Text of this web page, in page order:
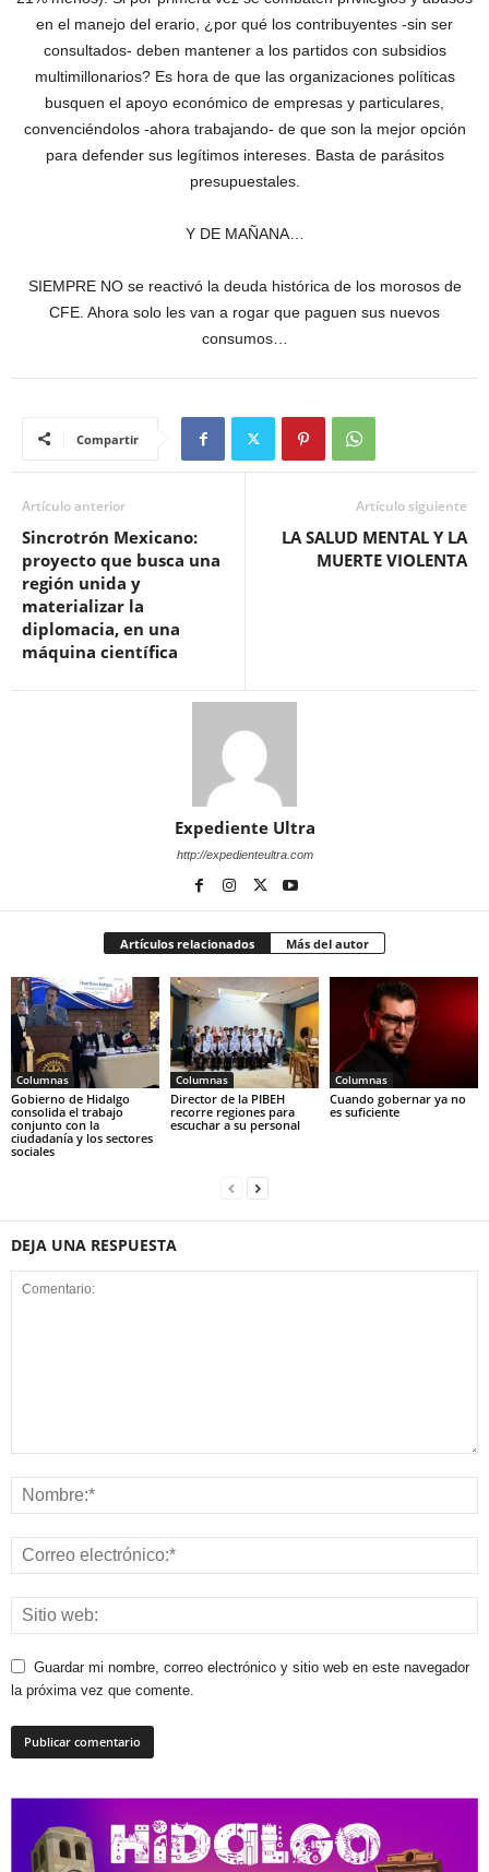
en el manejo del erario, ¿por qué los contribuyentes -sin ser
consultados- deben mantener a los partidos con subsidios
multimillonarios? Es hora de que las organizaciones políticas
busquen el apoyo económico de empresas y particulares,
convenciéndolos -ahora trabajando- de que son la mejor opción
para defender sus legítimos intereses. Basta de parásitos
presupuestales.
Y DE MAÑANA…
SIEMPRE NO se reactivó la deuda histórica de los morosos de
CFE. Ahora solo les van a rogar que paguen sus nuevos
consumos…
Compartir
Artículo anterior
Sincrotrón Mexicano:
proyecto que busca una
región unida y
materializar la
diplomacia, en una
máquina científica
Artículo siguiente
LA SALUD MENTAL Y LA
MUERTE VIOLENTA
Expediente Ultra
http://expedienteultra.com
Artículos relacionados Más del autor
Columnas
Gobierno de Hidalgo
consolida el trabajo
conjunto con la
ciudadanía y los sectores
sociales
Columnas
Director de la PIBEH
recorre regiones para
escuchar a su personal
Columnas
Cuando gobernar ya no
es suficiente
DEJA UNA RESPUESTA
Guardar mi nombre, correo electrónico y sitio web en este navegador
la próxima vez que comente.